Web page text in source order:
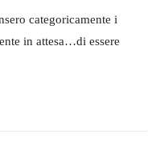
categoricamente i
in attesa…di essere